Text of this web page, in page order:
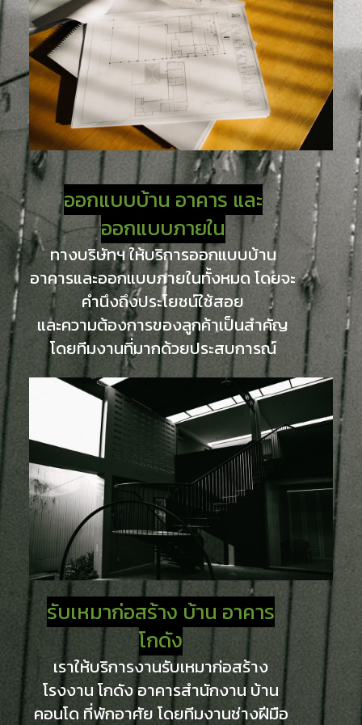
ออกแบบบ้าน อาคาร และ
ออกแบบภายใน
ทางบริษัทฯ ให้บริการออกแบบบ้าน
อาคารและออกแบบภายในทั้งหมด โดยจะ
คำนึงถึงประโยชน์ใช้สอย
และความต้องการของลูกค้าเป็นสำคัญ
โดยทีมงานที่มากด้วยประสบการณ์
รับเหมาก่อสร้าง บ้าน อาคาร
โกดัง
เราให้บริการงานรับเหมาก่อสร้าง
โรงงาน โกดัง อาคารสำนักงาน บ้าน
คอนโด ที่พักอาศัย โดยทีมงานช่างฝีมือ